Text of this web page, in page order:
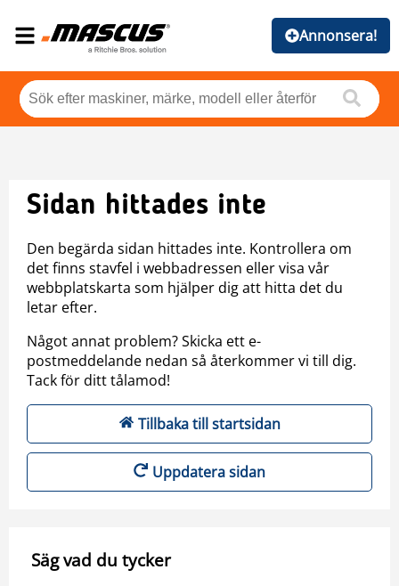
Annonsera!
Sidan hittades inte
Den begärda sidan hittades inte. Kontrollera om
det finns stavfel i webbadressen eller visa vår
webbplatskarta som hjälper dig att hitta det du
letar efter.
Något annat problem? Skicka ett e-
postmeddelande nedan så återkommer vi till dig.
Tack för ditt tålamod!
Tillbaka till startsidan
Uppdatera sidan
Säg vad du tycker